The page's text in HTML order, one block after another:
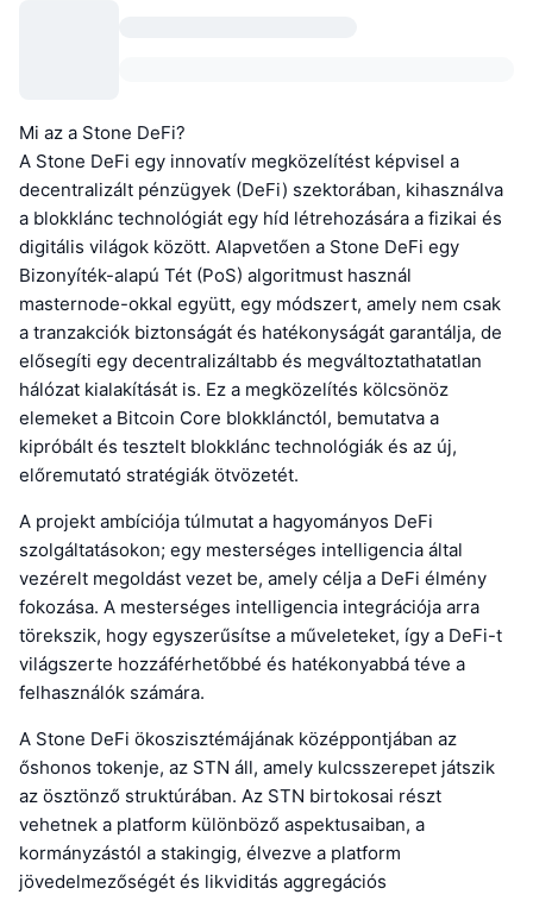
Mi az a Stone DeFi?
A Stone DeFi egy innovatív megközelítést képvisel a
decentralizált pénzügyek (DeFi) szektorában, kihasználva
a blokklánc technológiát egy híd létrehozására a fizikai és
digitális világok között. Alapvetően a Stone DeFi egy
Bizonyíték-alapú Tét (PoS) algoritmust használ
masternode-okkal együtt, egy módszert, amely nem csak
a tranzakciók biztonságát és hatékonyságát garantálja, de
elősegíti egy decentralizáltabb és megváltoztathatatlan
hálózat kialakítását is. Ez a megközelítés kölcsönöz
elemeket a Bitcoin Core blokklánctól, bemutatva a
kipróbált és tesztelt blokklánc technológiák és az új,
előremutató stratégiák ötvözetét.
A projekt ambíciója túlmutat a hagyományos DeFi
szolgáltatásokon; egy mesterséges intelligencia által
vezérelt megoldást vezet be, amely célja a DeFi élmény
fokozása. A mesterséges intelligencia integrációja arra
törekszik, hogy egyszerűsítse a műveleteket, így a DeFi-t
világszerte hozzáférhetőbbé és hatékonyabbá téve a
felhasználók számára.
A Stone DeFi ökoszisztémájának középpontjában az
őshonos tokenje, az STN áll, amely kulcsszerepet játszik
az ösztönző struktúrában. Az STN birtokosai részt
vehetnek a platform különböző aspektusaiban, a
kormányzástól a stakingig, élvezve a platform
jövedelmezőségét és likviditás aggregációs